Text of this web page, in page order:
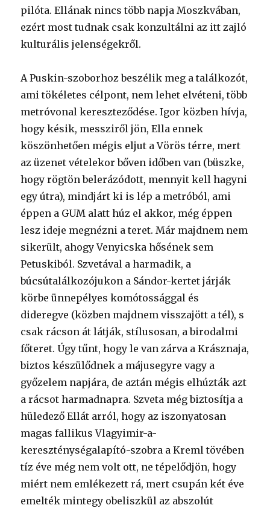
pilóta. Ellának nincs több napja Moszkvában,
ezért most tudnak csak konzultálni az itt zajló
kulturális jelenségekről.
A Puskin-szoborhoz beszélik meg a találkozót,
ami tökéletes célpont, nem lehet elvéteni, több
metróvonal kereszteződése. Igor közben hívja,
hogy késik, messziről jön, Ella ennek
köszönhetően mégis eljut a Vörös térre, mert
az üzenet vételekor bőven időben van (büszke,
hogy rögtön belerázódott, mennyit kell hagyni
egy útra), mindjárt ki is lép a metróból, ami
éppen a GUM alatt húz el akkor, még éppen
lesz ideje megnézni a teret. Már majdnem nem
sikerült, ahogy Venyicska hősének sem
Petuskiból. Szvetával a harmadik, a
búcsútalálkozójukon a Sándor-kertet járják
körbe ünnepélyes komótossággal és
dideregve (közben majdnem visszajött a tél), s
csak rácson át látják, stílusosan, a birodalmi
főteret. Úgy tűnt, hogy le van zárva a Krásznaja,
biztos készülődnek a májusegyre vagy a
győzelem napjára, de aztán mégis elhúzták azt
a rácsot harmadnapra. Szveta még biztosítja a
hüledező Ellát arról, hogy az iszonyatosan
magas fallikus Vlagyimir-a-
kereszténységalapító-szobra a Kreml tövében
tíz éve még nem volt ott, ne tépelődjön, hogy
miért nem emlékezett rá, mert csupán két éve
emelték mintegy obeliszkül az abszolút